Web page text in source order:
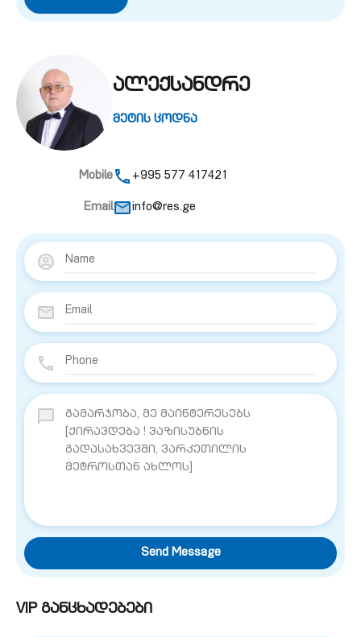
ალექსანდრე
მეტის ცოდნა
Mobile +995 577 417421
Email info@res.ge
Send Message
VIP განცხადებები